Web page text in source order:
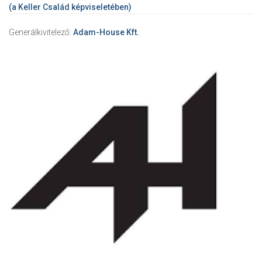
(a Keller Család képviseletében)
Generálkivitelező: Adam-House Kft.